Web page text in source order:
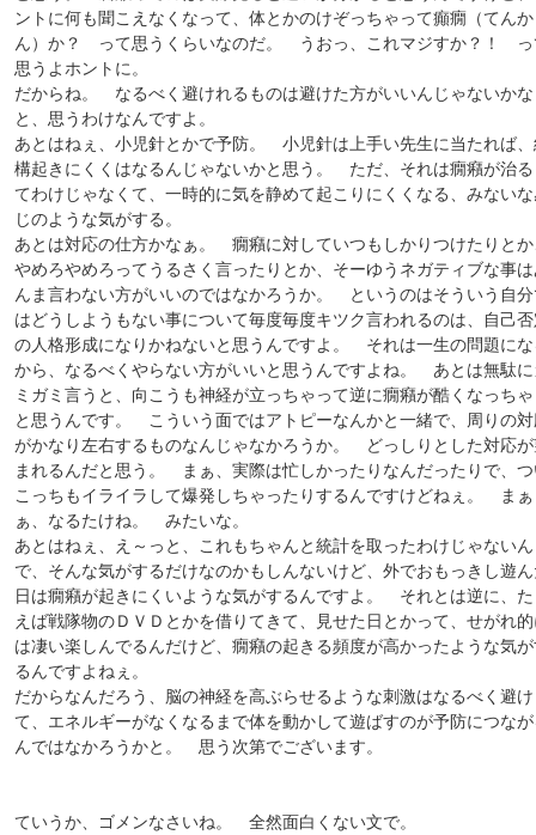
ントに何も聞こえなくなって、体とかのけぞっちゃって癲癇（てんか
ん）か？ って思うくらいなのだ。 うおっ、これマジすか？！ っ
思うよホントに。
だからね。 なるべく避けれるものは避けた方がいいんじゃないか
と、思うわけなんですよ。
あとはねぇ、小児針とかで予防。 小児針は上手い先生に当たれば
構起きにくくはなるんじゃないかと思う。 ただ、それは癇癪が治
てわけじゃなくて、一時的に気を静めて起こりにくくなる、みない
じのような気がする。
あとは対応の仕方かなぁ。 癇癪に対していつもしかりつけたりと
やめろやめろってうるさく言ったりとか、そーゆうネガティブな事
んま言わない方がいいのではなかろうか。 というのはそういう自
はどうしようもない事について毎度毎度キツク言われるのは、自己
の人格形成になりかねないと思うんですよ。 それは一生の問題に
から、なるべくやらない方がいいと思うんですよね。 あとは無駄
ミガミ言うと、向こうも神経が立っちゃって逆に癇癪が酷くなっち
と思うんです。 こういう面ではアトピーなんかと一緒で、周りの
がかなり左右するものなんじゃなかろうか。 どっしりとした対応
まれるんだと思う。 まぁ、実際は忙しかったりなんだったりで、
こっちもイライラして爆発しちゃったりするんですけどねぇ。 ま
ぁ、なるたけね。 みたいな。
あとはねぇ、え～っと、これもちゃんと統計を取ったわけじゃないん
で、そんな気がするだけなのかもしんないけど、外でおもっきし遊
日は癇癪が起きにくいような気がするんですよ。 それとは逆に、
えば戦隊物のＤＶＤとかを借りてきて、見せた日とかって、せがれ
は凄い楽しんでるんだけど、癇癪の起きる頻度が高かったような気
るんですよねぇ。
だからなんだろう、脳の神経を高ぶらせるような刺激はなるべく避け
て、エネルギーがなくなるまで体を動かして遊ばすのが予防につな
んではなかろうかと。 思う次第でございます。
ていうか、ゴメンなさいね。 全然面白くない文で。